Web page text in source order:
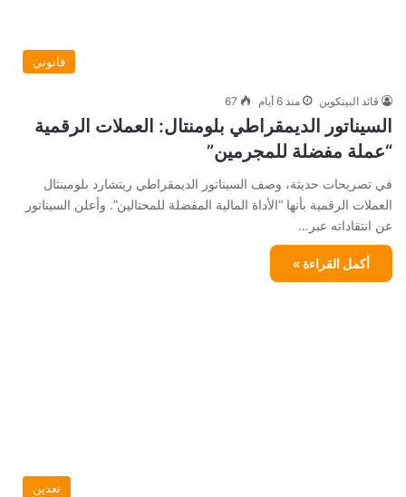
قانوني
قائد البيتكوين منذ 6 أيام 67
السيناتور الديمقراطي بلومنتال: العملات الرقمية
“عملة مفضلة للمجرمين”
في تصريحات حديثة، وصف السيناتور الديمقراطي ريتشارد بلومينثال
العملات الرقمية بأنها “الأداة المالية المفضلة للمحتالين”. وأعلن السيناتور
عن انتقاداته عبر…
أكمل القراءة »
تعدين